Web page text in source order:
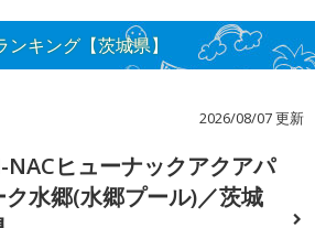
キング【茨城県】
2026/08/07 更新
NACヒューナックアクアパ
ク水郷(水郷プール)／茨城